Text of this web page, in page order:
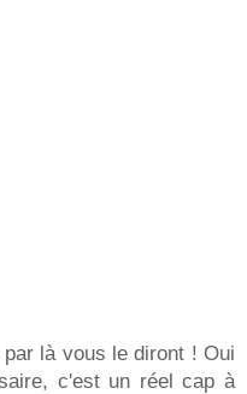
là vous le diront ! Oui
c'est un réel cap à